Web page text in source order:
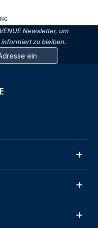
Newsletter, um
zu bleiben.